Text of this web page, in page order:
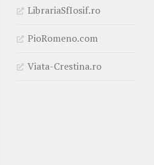
LibrariaSfIosif.ro
PioRomeno.com
Viata-Crestina.ro